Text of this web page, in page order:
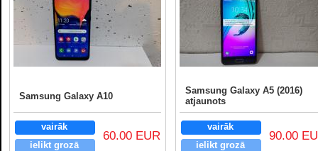
Samsung Galaxy A10
vairāk
ielikt grozā
60.00 EUR
Samsung Galaxy A5 (2016)
atjaunots
vairāk
ielikt grozā
90.00